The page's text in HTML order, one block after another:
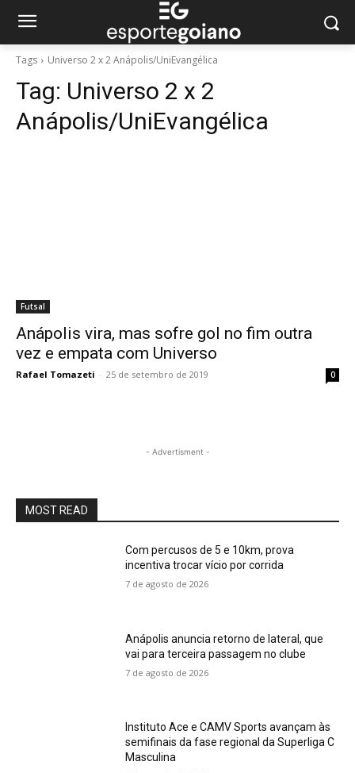
Tags Universo 2 x 2 Anápolis/UniEvangélica
Tag: Universo 2 x 2
Anápolis/UniEvangélica
Futsal
Anápolis vira, mas sofre gol no fim outra
vez e empata com Universo
Rafael Tomazeti - 25 de setembro de 2019 0
- Advertisment -
MOST READ
Com percusos de 5 e 10km, prova
incentiva trocar vício por corrida
7 de agosto de 2026
Anápolis anuncia retorno de lateral, que
vai para terceira passagem no clube
7 de agosto de 2026
Instituto Ace e CAMV Sports avançam às
semifinais da fase regional da Superliga C
Masculina